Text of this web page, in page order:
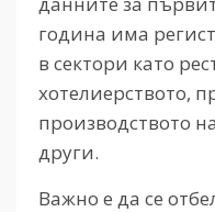
година има
в сектори като
хотелиерството,
производството
други.
Важно е да се